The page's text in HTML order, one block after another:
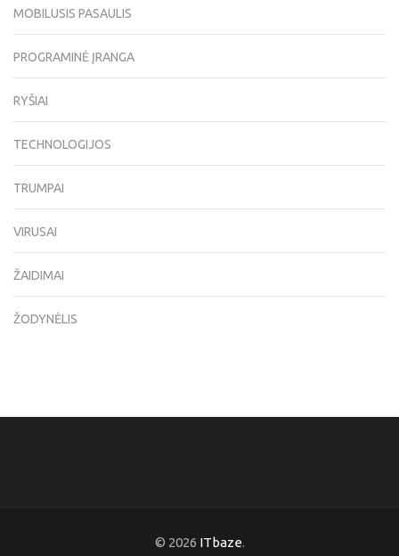
MOBILUSIS PASAULIS
PROGRAMINĖ ĮRANGA
RYŠIAI
TECHNOLOGIJOS
TRUMPAI
VIRUSAI
ŽAIDIMAI
ŽODYNĖLIS
© 2026 ITbaze.